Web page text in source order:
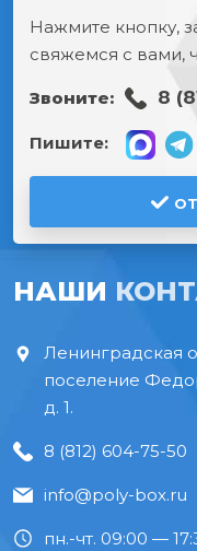
Нажмите кнопку,
свяжемся с вами,
Звоните: 8
Пишите:
НАШИ
Ленинградская
поселение
д. 1.
8 (812) 604-75-50
info@poly-box.ru
пн.-чт. 09:00 —